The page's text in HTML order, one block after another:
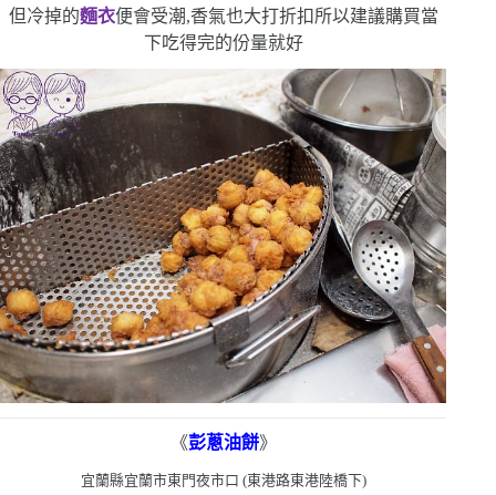
但冷掉的麵衣便會受潮,香氣也大打折扣 所以建議購買當
下吃得完的份量就好
《彭蔥油餅》
宜蘭縣宜蘭市東門夜市口 (東港路東港陸橋下)